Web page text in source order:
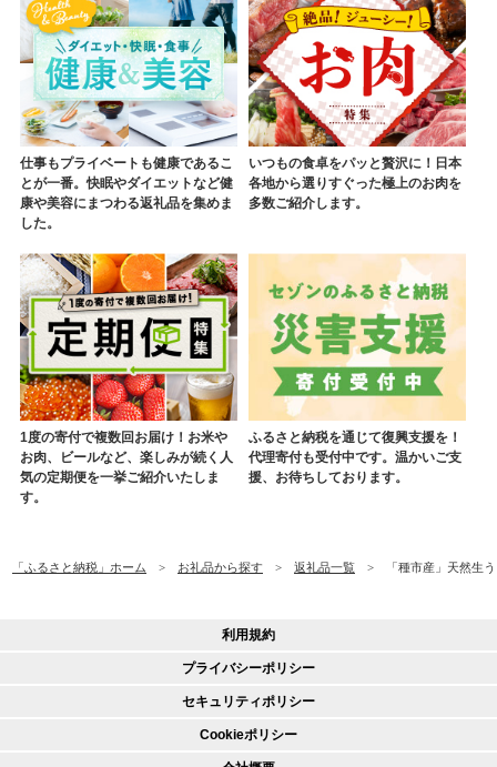
仕事もプライベートも健康であるこ
とが一番。快眠やダイエットなど健
康や美容にまつわる返礼品を集めま
した。
いつもの食卓をパッと贅沢に！日本
各地から選りすぐった極上のお肉を
多数ご紹介します。
1度の寄付で複数回お届け！お米や
お肉、ビールなど、楽しみが続く人
気の定期便を一挙ご紹介いたしま
す。
ふるさと納税を通じて復興支援を！
代理寄付も受付中です。温かいご支
援、お待ちしております。
「ふるさと納税」ホーム お礼品から探す 返礼品一覧 「種市産」天然生
利用規約
プライバシーポリシー
セキュリティポリシー
Cookieポリシー